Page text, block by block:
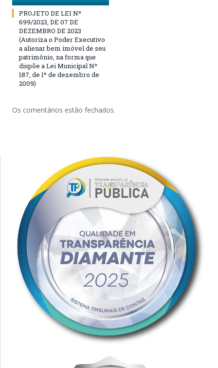
PROJETO DE LEI Nº
699/2023, DE 07 DE
DEZEMBRO DE 2023
(Autoriza o Poder Executivo
a alienar bem imóvel de seu
patrimônio, na forma que
dispõe a Lei Municipal Nº
187, de 1º de dezembro de
2009)
Os comentários estão fechados.